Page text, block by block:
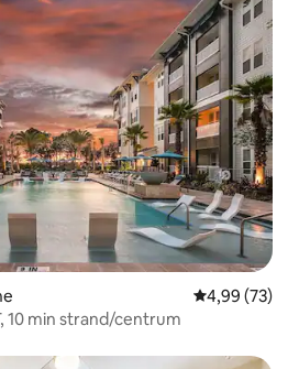
4,99 ud af 5 i
4,99 (73)
10 min strand/centrum